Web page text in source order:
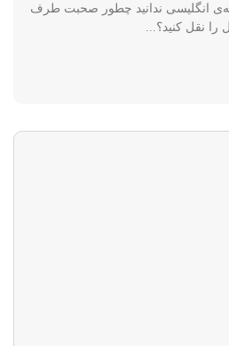
انگلیسی ندانید چطور صحبت طرف
را نقل کنید؟...